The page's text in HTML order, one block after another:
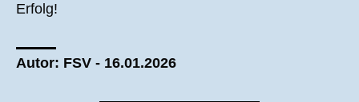
Erfolg!
Autor: FSV - 16.01.2026